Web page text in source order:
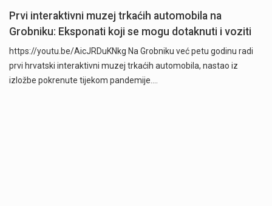
Prvi interaktivni muzej trkaćih automobila na
Grobniku: Eksponati koji se mogu dotaknuti i voziti
https://youtu.be/AicJRDuKNkg Na Grobniku već petu godinu radi
prvi hrvatski interaktivni muzej trkaćih automobila, nastao iz
izložbe pokrenute tijekom pandemije.…